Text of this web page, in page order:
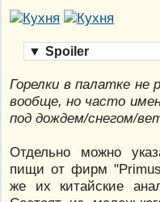
▼ Spoiler
Горелки в палатке не
вообще, но часто
под дождем/снегом/
Отдельно можно
пищи от фирм
же их китайские